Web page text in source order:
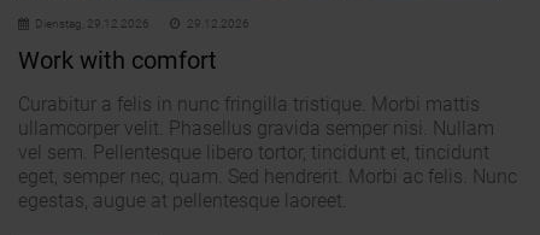
Dienstag, 29.12.2026 29.12.2026
Work with comfort
Curabitur a felis in nunc fringilla tristique. Morbi mattis
ullamcorper velit. Phasellus gravida semper nisi. Nullam
vel sem. Pellentesque libero tortor, tincidunt et, tincidunt
eget, semper nec, quam. Sed hendrerit. Morbi ac felis. Nunc
egestas, augue at pellentesque laoreet.